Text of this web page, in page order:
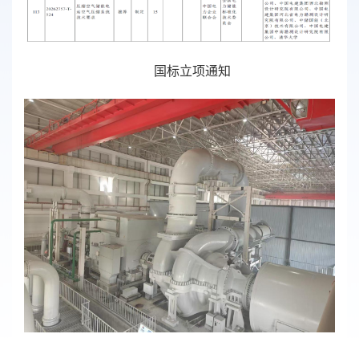
国标立项通知